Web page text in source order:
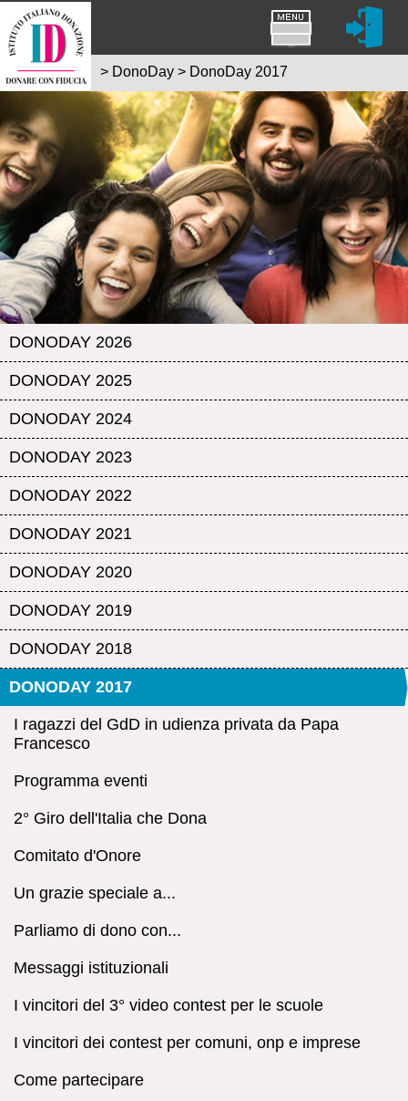
DONODAY 2026
DONODAY 2025
DONODAY 2024
DONODAY 2023
DONODAY 2022
DONODAY 2021
DONODAY 2020
DONODAY 2019
DONODAY 2018
DONODAY 2017
I ragazzi del GdD in udienza privata da Papa
Francesco
Programma eventi
2° Giro dell'Italia che Dona
Comitato d'Onore
Un grazie speciale a...
Parliamo di dono con...
Messaggi istituzionali
I vincitori del 3° video contest per le scuole
I vincitori dei contest per comuni, onp e imprese
Come partecipare
> DonoDay > DonoDay 2017